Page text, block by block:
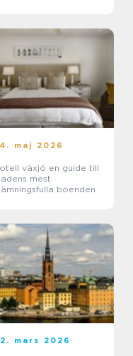
maj 2026
växjö en guide till
mest
boenden
mars 2026